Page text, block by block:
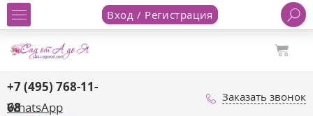
Вход / Регистрация
+7 (495) 768-11-
68
WhatsApp
Заказать звонок